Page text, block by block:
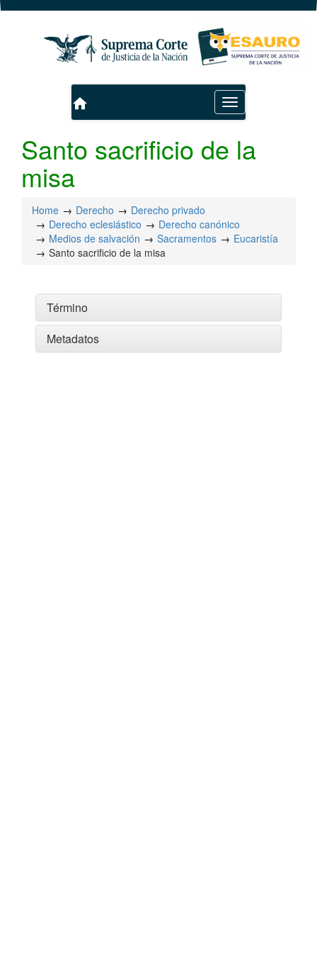
Toggle
navigation
home
Santo sacrificio de la
misa
Home Derecho
Derecho privado
Derecho eclesiástico
Derecho canónico
Medios de salvación
Sacramentos
Eucaristía
Santo sacrificio de la misa
Término
Metadatos